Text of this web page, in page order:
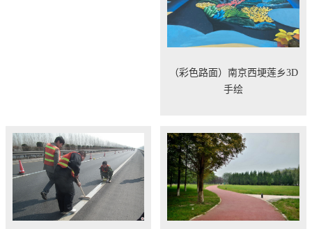
（彩色路面）南京西埂莲乡3D
手绘